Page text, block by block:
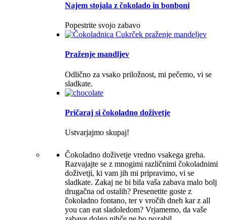
Najem stojala z čokolado in bonboni
Popestrite svojo zabavo
Praženje mandljev
Odlično za vsako priložnost, mi pečemo, vi se
sladkate.
Pričaraj si čokoladno doživetje
Ustvarjajmo skupaj!
Čokoladno doživetje vredno vsakega greha.
Razvajajte se z mnogimi različnimi čokoladnimi
doživetji, ki vam jih mi pripravimo, vi se
sladkate. Zakaj ne bi bila vaša zabava malo bolj
drugačna od ostalih? Presenetite goste z
čokoladno fontano, ter v vročih dneh kar z all
you can eat sladoledom? Vrjamemo, da vaše